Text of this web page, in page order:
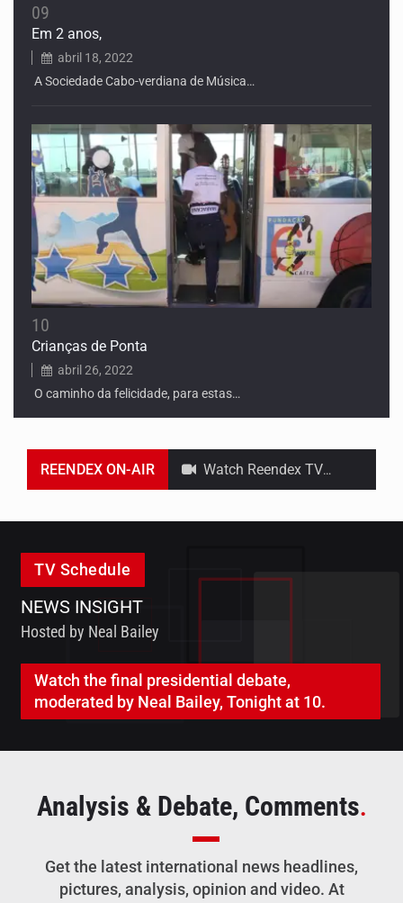
09
Em 2 anos,
abril 18, 2022
A Sociedade Cabo-verdiana de Música…
10
Crianças de Ponta
abril 26, 2022
O caminho da felicidade, para estas…
REENDEX ON-AIR Watch Reendex TV Online & On Demand and Catch up on you favorite TV Shows & Original Series. Don't miss the latest episodes.
TV Schedule
NEWS INSIGHT
Hosted by Neal Bailey
Watch the final presidential debate,
moderated by Neal Bailey, Tonight at 10.
Analysis & Debate, Comments.
Get the latest international news headlines,
pictures, analysis, opinion and video. At